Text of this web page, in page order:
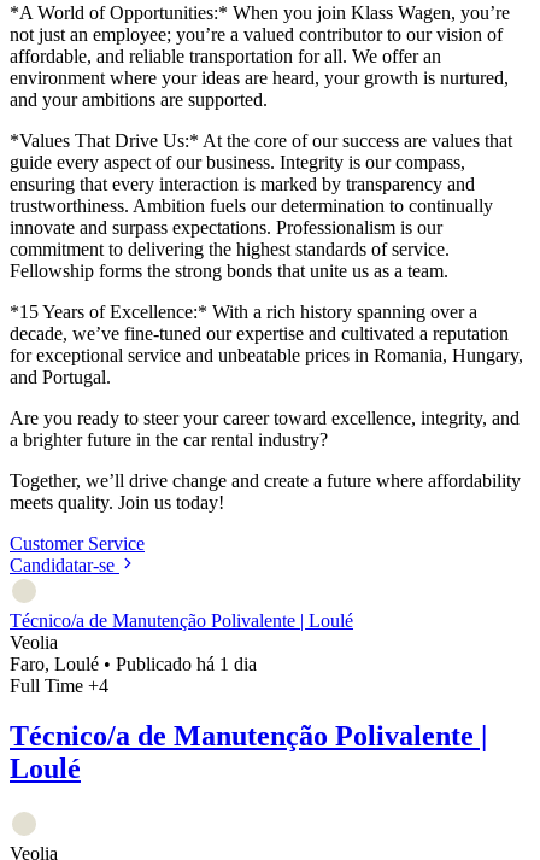
*A World of Opportunities:* When you join Klass Wagen, you’re
not just an employee; you’re a valued contributor to our vision of
affordable, and reliable transportation for all. We offer an
environment where your ideas are heard, your growth is nurtured,
and your ambitions are supported.
*Values That Drive Us:* At the core of our success are values that
guide every aspect of our business. Integrity is our compass,
ensuring that every interaction is marked by transparency and
trustworthiness. Ambition fuels our determination to continually
innovate and surpass expectations. Professionalism is our
commitment to delivering the highest standards of service.
Fellowship forms the strong bonds that unite us as a team.
*15 Years of Excellence:* With a rich history spanning over a
decade, we’ve fine-tuned our expertise and cultivated a reputation
for exceptional service and unbeatable prices in Romania, Hungary,
and Portugal.
Are you ready to steer your career toward excellence, integrity, and
a brighter future in the car rental industry?
Together, we’ll drive change and create a future where affordability
meets quality. Join us today!
Customer Service
Candidatar-se
Técnico/a de Manutenção Polivalente | Loulé
Veolia
Faro, Loulé • Publicado há 1 dia
Full Time +4
Técnico/a de Manutenção Polivalente |
Loulé
Veolia